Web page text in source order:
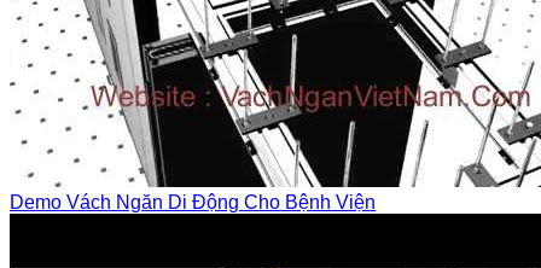
Demo Vách Ngăn Di Động Cho Bệnh Viện